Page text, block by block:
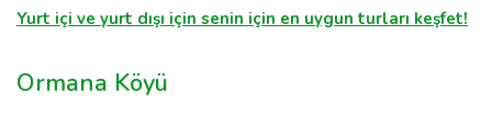
Yurt içi ve yurt dışı için senin için en uygun turları keşfet!
Ormana Köyü